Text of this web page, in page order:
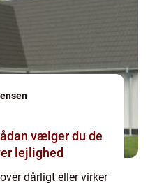
lejlighed
dårligt eller virker